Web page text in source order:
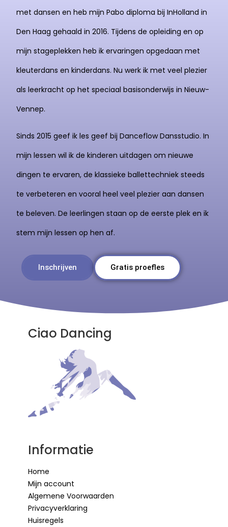
met dansen en heb mijn Pabo diploma bij InHolland in
Den Haag gehaald in 2016. Tijdens de opleiding en op
mijn stageplekken heb ik ervaringen opgedaan met
kleuterdans en kinderdans. Nu werk ik met veel plezier
als leerkracht op het speciaal basisonderwijs in Nieuw-
Vennep.
Sinds 2015 geef ik les geef bij Danceflow Dansstudio. In
mijn lessen wil ik de kinderen uitdagen om nieuwe
dingen te ervaren, de klassieke ballettechniek steeds
te verbeteren en vooral heel veel plezier aan dansen
te beleven. De leerlingen staan op de eerste plek en ik
stem mijn lessen op hen af.
Inschrijven Gratis proefles
Ciao Dancing
Informatie
Home
Mijn account
Algemene Voorwaarden
Privacyverklaring
Huisregels